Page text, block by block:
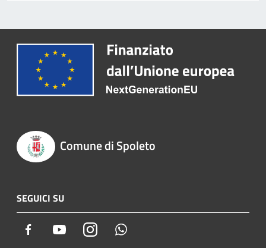
Comune di Spoleto
SEGUICI SU
Facebook YoutubeInstagram